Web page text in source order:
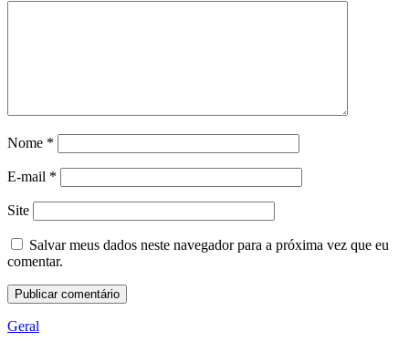
Nome *
E-mail *
Site
Salvar meus dados neste navegador para a próxima vez que eu
comentar.
Geral